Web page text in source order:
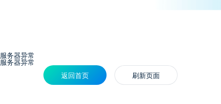
服务器异常
服务器异常
返回首页
刷新页面